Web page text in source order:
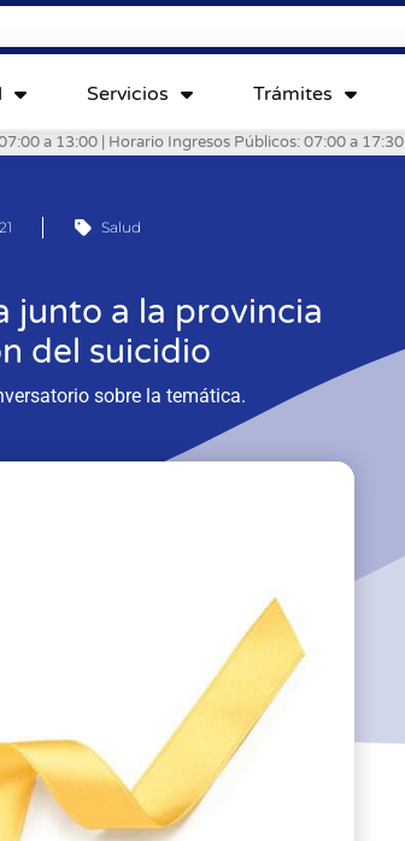
Servicios Trámites
a 13:00 | Horario Ingresos Públicos: 07:00 a 17:30
Salud
junto a la provincia
del suicidio
sobre la temática.